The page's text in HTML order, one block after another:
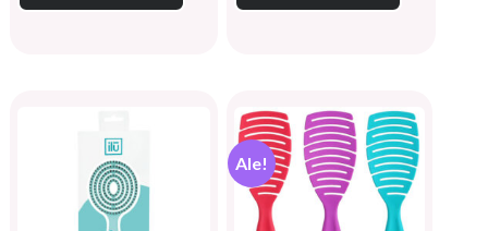
Ale!